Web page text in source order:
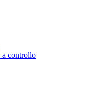
a controllo